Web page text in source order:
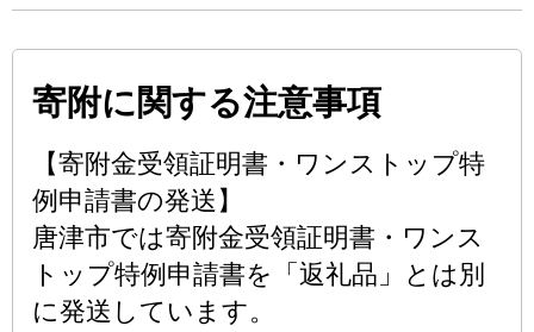
寄附に関する注意事項
【寄附金受領証明書・ワンストップ特
例申請書の発送】
唐津市では寄附金受領証明書・ワンス
トップ特例申請書を「返礼品」とは別
に発送しています。